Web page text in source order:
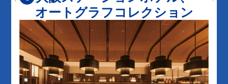
オートグラフコレクション